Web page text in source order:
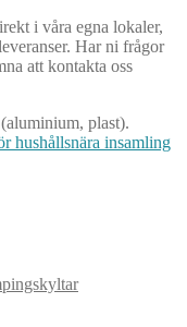
i våra egna lokaler,
Har ni frågor
att kontakta oss
plast).
hushållsnära insamling